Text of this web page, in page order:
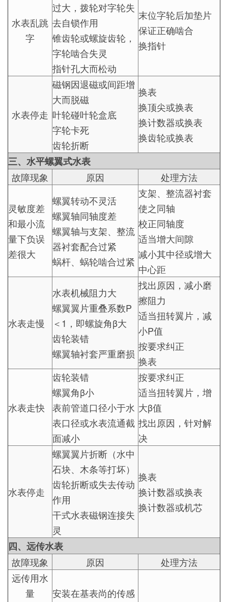
水表乱跳
字
过大，拨轮对字轮失
去自锁作用
锥齿轮或螺旋齿轮，
字轮啮合失灵
指针孔大而松动
末位字轮后加垫片
保证正确啮合
换指针
水表停走
磁钢因退磁或间距增
大而脱磁
叶轮碰叶轮盒底
字轮卡死
齿轮折断
换表
换顶尖或换表
换计数器或换表
换齿轮或换表
三、水平螺翼式水表
故障现象
原因 处理方法
灵敏度差
和最小流
量下负误
差很大
螺翼转动不灵活
螺翼轴同轴度差
螺翼轴与支架、整流
器衬套配合过紧
蜗杆、蜗轮啮合过紧
支架、整流器衬套
使之同轴
校正同轴度
适当增大间隙
减小其中径或增大
中心距
水表走慢
水表机械阻力大
螺翼翼片重叠系数P
＜1，即螺旋角β大
齿轮装错
螺翼轴衬套严重磨损
找出原因，减小磨
擦阻力
适当扭转翼片，减
小P值
按要求纠正
换表
水表走快
齿轮装错
螺翼角β小
表前管道口径小于水
表口径或水表流通截
面减小
按要求纠正
适当扭转翼片，增
大β值
找出原因，针对解
决
水表停走
螺翼翼片折断（水中
石块、木条等打坏）
齿轮折断或失去传动
作用
干式水表磁钢连接失
灵
换表
换计数器或换表
换计数器或机芯
四、远传水表
故障现象
原因
处理方法
远传用水
量
安装在基表尚的传感